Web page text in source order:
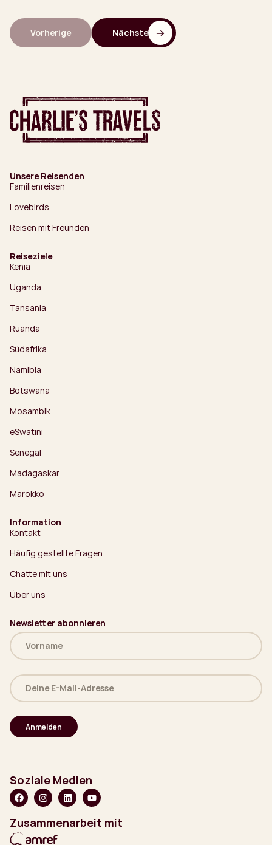
Vorherige Nächste
Unsere Reisenden
Familienreisen
Lovebirds
Reisen mit Freunden
Reiseziele
Kenia
Uganda
Tansania
Ruanda
Südafrika
Namibia
Botswana
Mosambik
eSwatini
Senegal
Madagaskar
Marokko
Information
Kontakt
Häufig gestellte Fragen
Chatte mit uns
Über uns
Newsletter abonnieren
Name
(erforderlich)
Deine
E-
Mail-
(erforderlich)
Soziale Medien
Zusammenarbeit mit